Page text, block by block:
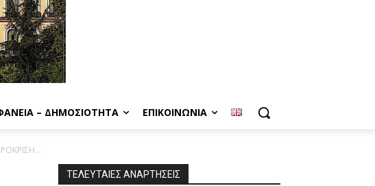
– ΔΗΜΟΣΙΌΤΗΤΑ ΕΠΙΚΟΙΝΩΝΊΑ
ΤΕΛΕΥΤΑΙΕΣ ΑΝΑΡΤΗΣΕΙΣ